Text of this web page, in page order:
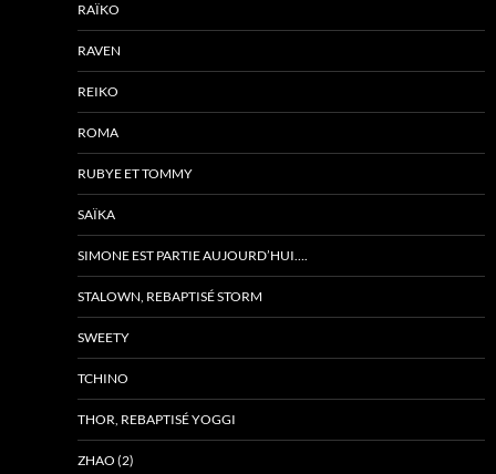
RAÏKO
RAVEN
REIKO
ROMA
RUBYE ET TOMMY
SAÏKA
SIMONE EST PARTIE AUJOURD’HUI….
STALOWN, REBAPTISÉ STORM
SWEETY
TCHINO
THOR, REBAPTISÉ YOGGI
ZHAO (2)